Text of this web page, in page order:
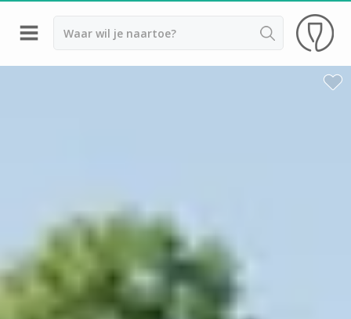
Terug
Calvados proeverij
Champagnehuizen & champagne proeverij
Wijnproeverij & wijnhuizen Corsica
Wijnproeverij & wijnhuizen Elzas